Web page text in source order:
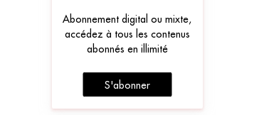
Abonnement digital ou mixte,
accédez à tous les contenus
abonnés en illimité
S'abonner